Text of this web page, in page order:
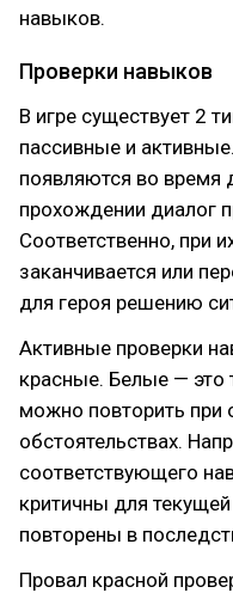
навыков.
Проверки навыков
В игре существует 2
пассивные и
появляются во время
прохождении диалог
Соответственно, при
заканчивается или
для героя решению
Активные проверки
красные. Белые — это
можно повторить при
обстоятельствах.
соответствующего
критичны для
повторены в
Провал красной